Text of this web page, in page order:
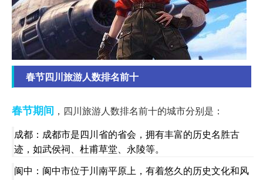
春节四川旅游人数排名前十
春节期间 ，四川旅游人数排名前十的城市分别是：
成都：成都市是四川省的省会，拥有丰富的历史名胜古
迹，如武侯祠、杜甫草堂、永陵等。
阆中：阆中市位于川南平原上，有着悠久的历史文化和风